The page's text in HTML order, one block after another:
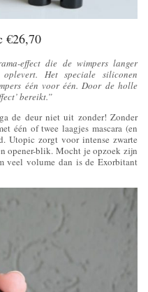
€26,70
effect die de wimpers langer
Het speciale siliconen
één voor één. Door de holle
bereikt.”
de deur niet uit zonder! Zonder
één of twee laagjes mascara (en
Utopic zorgt voor intense zwarte
opener-blik. Mocht je opzoek zijn
veel volume dan is de Exorbitant